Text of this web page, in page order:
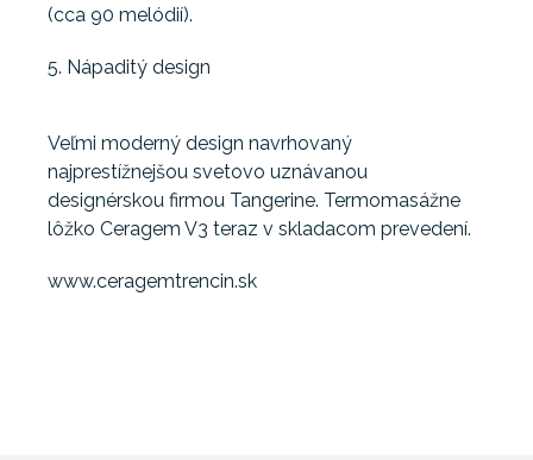
(cca 90 melódií).
5. Nápaditý design
Veľmi moderný design navrhovaný
najprestížnejšou svetovo uznávanou
designérskou firmou Tangerine. Termomasážne
lôžko Ceragem V3 teraz v skladacom prevedení.
www.ceragemtrencin.sk